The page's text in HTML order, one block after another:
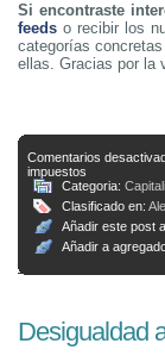
Si encontraste
feeds o recibir los
categorías
ellas. Gracias por la
Comentarios
impuestos
Categoria:
Clasificado en:
Añadir este post
Añadir a
Desigualdad